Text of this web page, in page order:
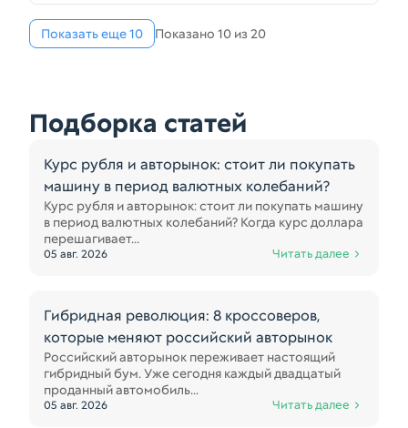
Показать еще 10 Показано 10 из 20
Подборка статей
Курс рубля и авторынок: стоит ли покупать
машину в период валютных колебаний?
Курс рубля и авторынок: стоит ли покупать машину
в период валютных колебаний? Когда курс доллара
перешагивает...
05 авг. 2026 Читать далее
Гибридная революция: 8 кроссоверов,
которые меняют российский авторынок
Российский авторынок переживает настоящий
гибридный бум. Уже сегодня каждый двадцатый
проданный автомобиль...
05 авг. 2026 Читать далее